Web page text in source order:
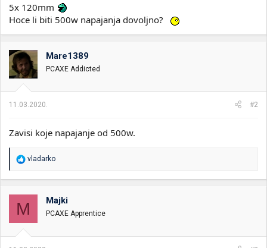
5x 120mm
Hoce li biti 500w napajanja dovoljno?
Mare1389
PCAXE Addicted
11.03.2020. #2
Zavisi koje napajanje od 500w.
R
a
o
v
a
n
vladarko
M Majki
PCAXE Apprentice